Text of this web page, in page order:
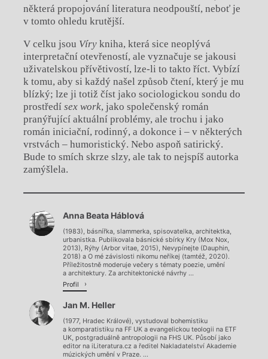
některá propojování literatura neodpouští, neboť je
v tomto ohledu krutější.
V celku jsou Vírykniha, která sice neoplývá
interpretační otevřeností, ale vyznačuje se jakousi
uživatelskou přívětivostí, lze-li to takto říct. Vybízí
k tomu, aby si každý našel způsob čtení, který je mu
blízký; lze ji totiž číst jako sociologickou sondu do
prostředí sex work, jako společenský román
pranýřující aktuální problémy, ale trochu i jako
román iniciační, rodinný, a dokonce i – v některých
vrstvách – humoristický. Nebo aspoň satirický.
Bude to smích skrze slzy, ale tak to nejspíš autorka
zamýšlela.
Chviličku.
Načítá se.
Anna Beata Háblová
(1983), básnířka, slammerka, spisovatelka, architektka,
urbanistka. Publikovala básnické sbírky Kry (Mox Nox,
2013), Rýhy (Arbor vitae, 2015), Nevypínejte (Dauphin,
2018) a O mé závislosti nikomu neříkej (tamtéž, 2020).
Příležitostně moderuje večery s tématy poezie, umění
a architektury. Za architektonické návrhy ...
Profil
Jan M. Heller
(1977, Hradec Králové), vystudoval bohemistiku
a komparatistiku na FF UK a evangelickou teologii na ETF
UK, postgraduálně antropologii na FHS UK. Působí jako
editor na iLiteratura.cz a ředitel Nakladatelství Akademie
múzických umění v Praze. ...